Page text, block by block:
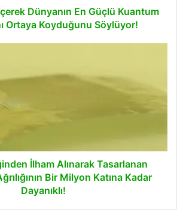
Dünyanın En Güçlü Kuantum
Ortaya Koyduğunu Söylüyor!
İlham Alınarak Tasarlanan
Bir Milyon Katına Kadar
Dayanıklı!